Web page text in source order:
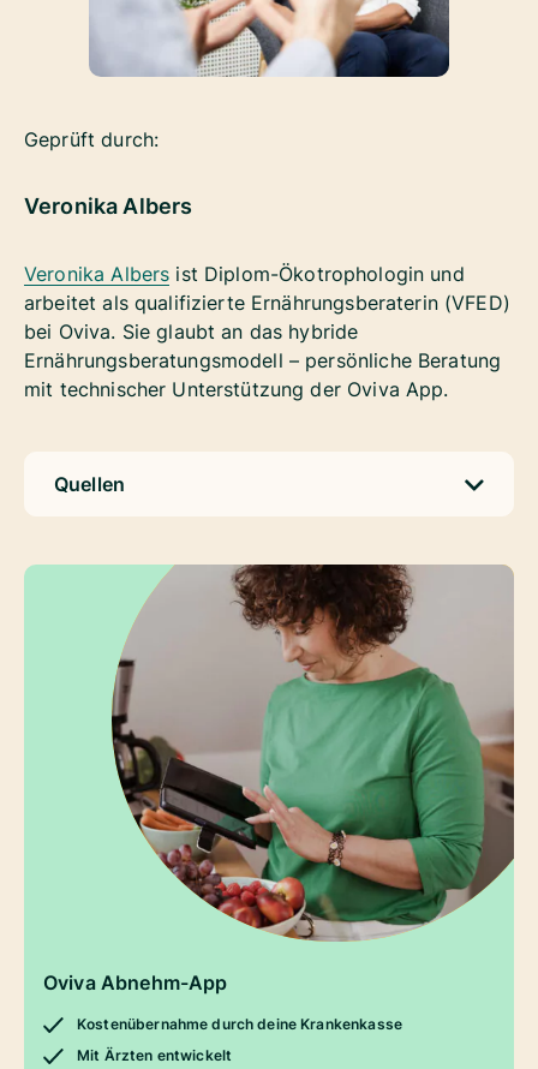
Geprüft durch:
Veronika Albers
Veronika Albers ist Diplom-Ökotrophologin und
arbeitet als qualifizierte Ernährungsberaterin (VFED)
bei Oviva. Sie glaubt an das hybride
Ernährungsberatungsmodell – persönliche Beratung
mit technischer Unterstützung der Oviva App.
Quellen
Oviva Abnehm-App
Kostenübernahme durch deine Krankenkasse
Mit Ärzten entwickelt